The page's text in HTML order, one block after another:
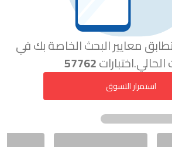
معايير البحث الخاصة بك في
57762
استمرار التسوق